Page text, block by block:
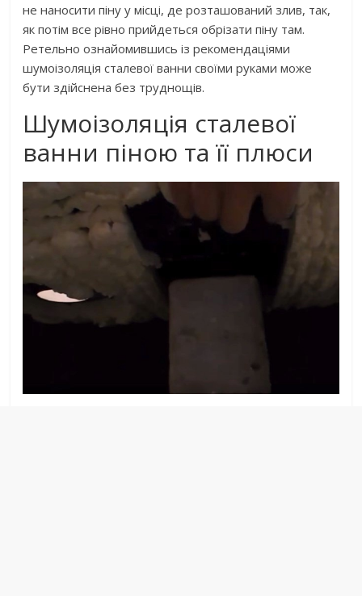
не наносити піну у місці, де розташований злив, так,
як потім все рівно прийдеться обрізати піну там.
Ретельно ознайомившись із рекомендаціями
шумоізоляція сталевої ванни своїми руками може
бути здійснена без труднощів.
Шумоізоляція сталевої
ванни піною та її плюси